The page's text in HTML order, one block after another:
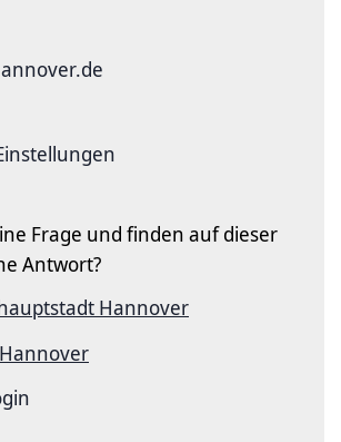
Frage und finden auf dieser
Antwort?
Hannover